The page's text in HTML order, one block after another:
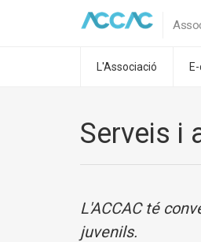
L'Associació
Serveis i
L'ACCAC té
juvenils.